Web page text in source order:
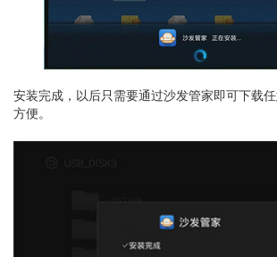
安装完成，以后只需要通过沙发管家即可下载
方便。